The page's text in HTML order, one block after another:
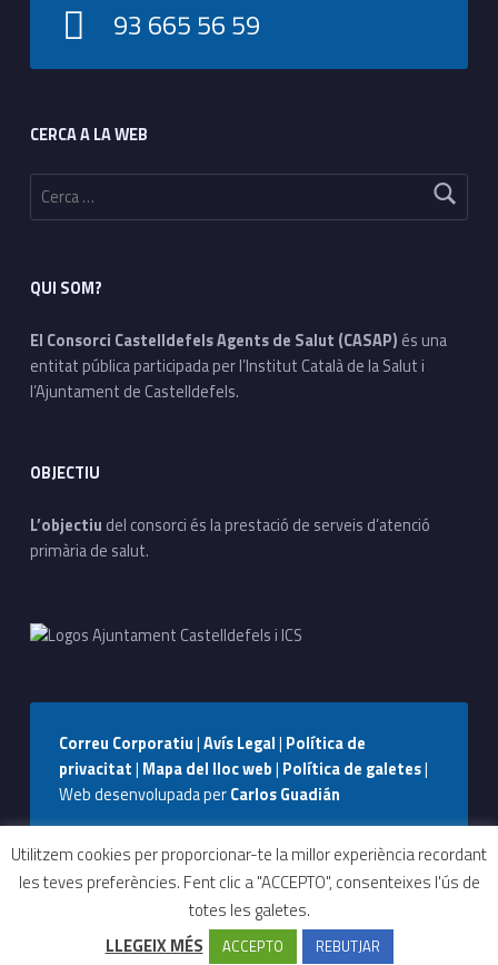
Contactar Can Bou CUAP
93 665 56 59
CERCA A LA WEB
Cerca:
QUI SOM?
El Consorci Castelldefels Agents de Salut (CASAP) és una
entitat pública participada per l’Institut Català de la Salut i
l’Ajuntament de Castelldefels.
OBJECTIU
L’objectiu del consorci és la prestació de serveis d’atenció
primària de salut.
Correu Corporatiu|Avís Legal| Política de
privacitat| Mapa del lloc web| Política de galetes|
Web desenvolupada perCarlos Guadián
Seguiu-nos a Facebook
Seguiu-nos a Instagram
Seguiu-nos a WhatsApp
Back to top ↑
Utilitzem cookies per proporcionar-te la millor experiència recordant
les teves preferències. Fent clic a "ACCEPTO", consenteixes l'ús de
totes les galetes.
LLEGEIX MÉS
ACCEPTO REBUTJAR